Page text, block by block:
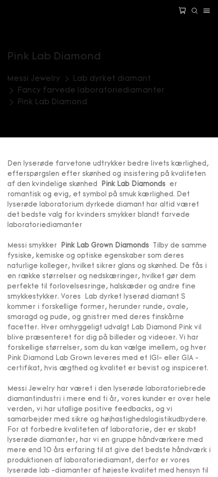
Pink Lab Diamond
Messi Jewelry
Lab dyrket diamant
Fancy farvede laboratoriediamanter
Pink Lab Diamond
Den lyserøde farvetone udtrykker bedre livets kærlighed,
efterspørgslen efter skønhed og insistering på kvaliteten
af ​​den kvindelige skønhed
Pink Lab Diamonds er
romantisk og evig, et symbol på smuk kærlighed. Det
lyserøde laboratorium dyrkede diamant har altid været
det bedste valg for kvinders smykker blandt farvede
laboratoriediamanter
Messi smykker Pink Lab Grown Diamonds
Tilby de samme
fysiske, kemiske og optiske egenskaber som deres
naturlige kolleger, hvilket sikrer glans og skønhed. De fås i
en række størrelser og nedskæringer, hvilket gør dem
perfekte til forlovelsesringe, halskæder og andre fine
smykkestykker. Vores
Lab dyrket lyserød diamant S
kommer i forskellige former, herunder runde, ovale,
smaragd og pude, og gnistrer med deres finskårne
facetter. Hver omhyggeligt udvalgt Lab Diamond Pink vil
blive præsenteret for dig på billeder og videoer. Vi har
forskellige størrelser, som du kan vælge imellem, og hver
Pink Diamond Lab Grown leveres med et IGI- eller GIA -
certifikat, hvis ægthed og kvalitet er bevist og inspiceret.
Messi Jewelry har været i den lyserøde laboratoriebrede
diamantindustri i mere end ti år, vores kunder er over hele
verden, vi har utallige positive feedbacks, og vi
samarbejder med sikre og højhastighedslogistikudbydere.
For at forbedre kvaliteten af ​​laboratorie, der er skabt
lyserøde diamanter, har vi en gruppe håndværkere med
mere end 10 års erfaring til at give det bedste håndværk i
produktionen af ​​laboratoriediamant, derfor er vores
lyserøde lab -diamanter af højeste kvalitet med hensyn til